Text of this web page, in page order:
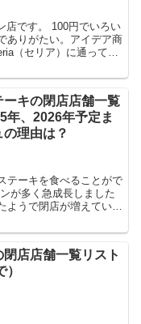
店です。 100円でいろい
ありがたい。アイデア商
（セリア）に通ってい
ーキの閉店店舗一覧
年、2026年予定ま
理由は？
テーキを食べることがで
が多く急成長しました
ようで閉店が増えていま
店店舗一覧リスト
）